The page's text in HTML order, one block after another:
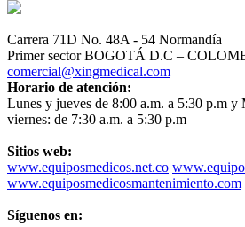
Carrera 71D No. 48A - 54 Normandía
Primer sector BOGOTÁ D.C –
comercial@xingmedical.com
Horario de atención:
Lunes y jueves de 8:00 a.m. a 5:30 p.m y
viernes: de 7:30 a.m. a 5:30 p.m
Sitios web:
www.equiposmedicos.net.co
www.equiposmedicosmantenimiento.com
Síguenos en: